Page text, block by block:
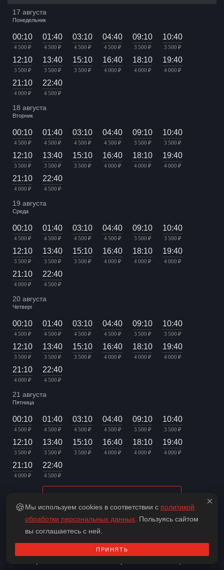
17 августа
Понедельник
00:10
4 500 ₽
01:40
4 500 ₽
03:10
4 500 ₽
04:40
4 500 ₽
09:10
3 500 ₽
10:40
3 500 ₽
12:10
3 500 ₽
13:40
3 500 ₽
15:10
3 500 ₽
16:40
4 000 ₽
18:10
4 000 ₽
19:40
4 000 ₽
21:10
4 000 ₽
22:40
4 500 ₽
18 августа
Вторник
00:10
4 500 ₽
01:40
4 500 ₽
03:10
4 500 ₽
04:40
4 500 ₽
09:10
3 500 ₽
10:40
3 500 ₽
12:10
3 500 ₽
13:40
3 500 ₽
15:10
3 500 ₽
16:40
4 000 ₽
18:10
4 000 ₽
19:40
4 000 ₽
21:10
4 000 ₽
22:40
4 500 ₽
19 августа
Среда
00:10
4 500 ₽
01:40
4 500 ₽
03:10
4 500 ₽
04:40
4 500 ₽
09:10
3 500 ₽
10:40
3 500 ₽
12:10
3 500 ₽
13:40
3 500 ₽
15:10
3 500 ₽
16:40
4 000 ₽
18:10
4 000 ₽
19:40
4 000 ₽
21:10
4 000 ₽
22:40
4 500 ₽
20 августа
Четверг
00:10
4 500 ₽
01:40
4 500 ₽
03:10
4 500 ₽
04:40
4 500 ₽
09:10
3 500 ₽
10:40
3 500 ₽
12:10
3 500 ₽
13:40
3 500 ₽
15:10
3 500 ₽
16:40
4 000 ₽
18:10
4 000 ₽
19:40
4 000 ₽
21:10
4 000 ₽
22:40
4 500 ₽
21 августа
Пятница
00:10
4 500 ₽
01:40
4 500 ₽
03:10
4 500 ₽
04:40
4 500 ₽
09:10
3 500 ₽
10:40
3 500 ₽
12:10
3 500 ₽
13:40
3 500 ₽
15:10
3 500 ₽
16:40
4 000 ₽
18:10
4 000 ₽
19:40
4 000 ₽
21:10
4 000 ₽
22:40
4 500 ₽
Обзор квеста «Полярная станция»
×
🍪Мы используем cookies в соответствии с политикой
обработки персональных данных . Пользуясь сайтом
вы соглашаетесь с ней.
ПРИНЯТЬ